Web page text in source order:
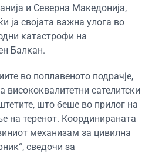
и Северна Македонија,
ја својата важна улога во
катастрофи на
Балкан.
во поплавеното подрачје,
висококвалитетни сателитски
, што беше во прилог на
на теренот. Координираната
механизам за цивилна
“, сведочи за